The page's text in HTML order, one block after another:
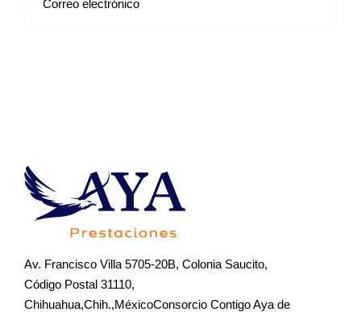
Av. Francisco Villa 5705-20B, Colonia Saucito,
Código Postal 31110,
Chihuahua,Chih.,MéxicoConsorcio Contigo Aya de